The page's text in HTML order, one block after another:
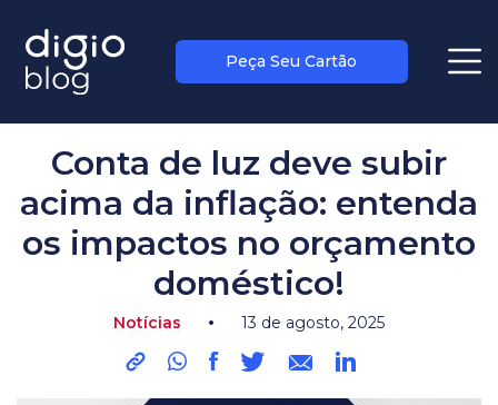
Peça Seu Cartão
Conta de luz deve subir
acima da inflação: entenda
os impactos no orçamento
doméstico!
Notícias • 13 de agosto, 2025